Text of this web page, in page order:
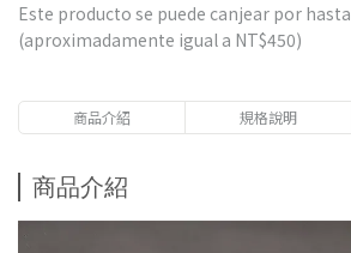
Este producto se puede canjear por hasta
(aproximadamente igual a NT$450)
商品介紹 規格說明
商品介紹